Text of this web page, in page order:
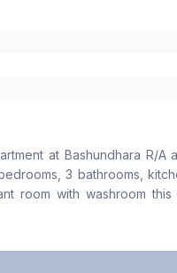
at Bashundhara R/A
3 bathrooms,
room with washroom this